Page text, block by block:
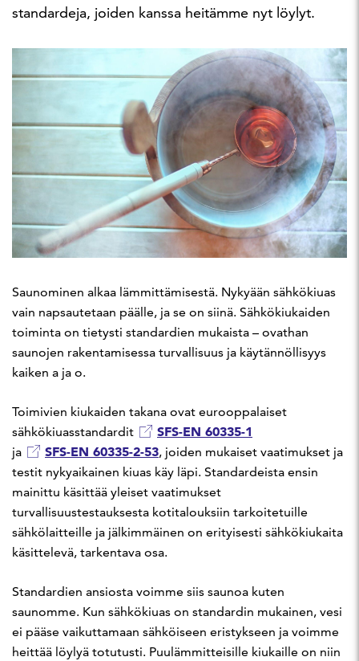
standardeja, joiden kanssa heitämme nyt löylyt.
Saunominen alkaa lämmittämisestä. Nykyään sähkökiuas
vain napsautetaan päälle, ja se on siinä. Sähkökiukaiden
toiminta on tietysti standardien mukaista – ovathan
saunojen rakentamisessa turvallisuus ja käytännöllisyys
kaiken a ja o.
Toimivien kiukaiden takana ovat eurooppalaiset
sähkökiuasstandardit
SFS-EN 60335-1
ja SFS-EN 60335-2-53, joiden mukaiset vaatimukset ja
testit nykyaikainen kiuas käy läpi. Standardeista ensin
mainittu käsittää yleiset vaatimukset
turvallisuustestauksesta kotitalouksiin tarkoitetuille
sähkölaitteille ja jälkimmäinen on erityisesti sähkökiukaita
käsittelevä, tarkentava osa.
Standardien ansiosta voimme siis saunoa kuten
saunomme. Kun sähkökiuas on standardin mukainen, vesi
ei pääse vaikuttamaan sähköiseen eristykseen ja voimme
heittää löylyä totutusti. Puulämmitteisille kiukaille on niin